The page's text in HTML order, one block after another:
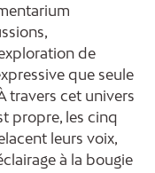
de
que seule
travers cet univers
propre, les cinq
leurs voix,
à la bougie